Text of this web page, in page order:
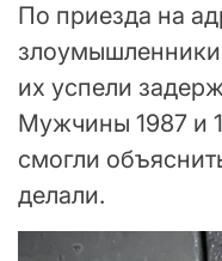
По приезда на
злоумышленники
их успели
Мужчины 1987 и
смогли
делали.